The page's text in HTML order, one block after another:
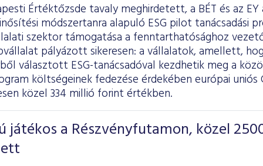
Értéktőzsde tavaly meghirdetett, a BÉT és az
módszertanra alapuló ESG pilot tanácsadási
szektor támogatása a fenntarthatósághoz
pályázott sikeresen: a vállalatok, amellett,
választott ESG-tanácsadóval kezdhetik meg a
költségeinek fedezése érdekében európai uniós
közel 334 millió forint értékben.
játékos a Részvényfutamon, közel